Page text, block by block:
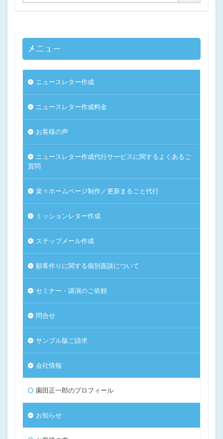
メニュー
ニュースレター作成
ニュースレター作成料金
お客様の声
ニュースレター作成代行サービスに関するよくあるご
質問
楽々ホームページ制作／更新まるごと代行
ミッションレター作成
ステップメール作成
顧客作りに関する個別面談について
セミナー・講演のご依頼
問合せ
サンプル版ご請求
会社情報
園田正一郎のプロフィール
お知らせ